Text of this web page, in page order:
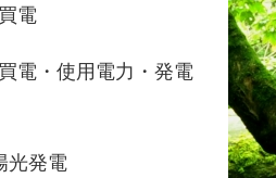
電
電・使用電力・発電
光発電